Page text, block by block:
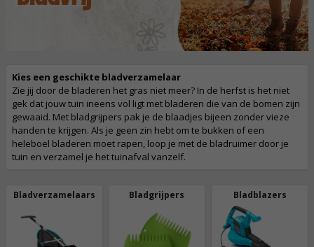
Kies een geschikte bladverzamelaar
Zie jij door de bladeren het gras niet meer? In de herfst is het niet
gek dat jouw tuin ineens vol ligt met bladeren die van de bomen zijn
gewaaid. Met bladgrijpers pak je de blaadjes bijeen zonder vieze
handen te krijgen. Als je geen zin hebt om te bukken of een
heleboel bladeren moet rapen, loop je met de bladruimer door je
tuin en verzamel je het tuinafval vanzelf.
Bladverzamelaars Bladgrijpers Bladblazers